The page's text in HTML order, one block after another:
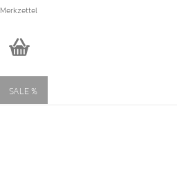
Merkzettel
SALE %